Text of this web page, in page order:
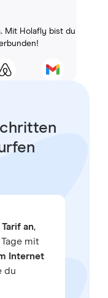
. Mit Holafly bist du
an,
mit
Internet
du